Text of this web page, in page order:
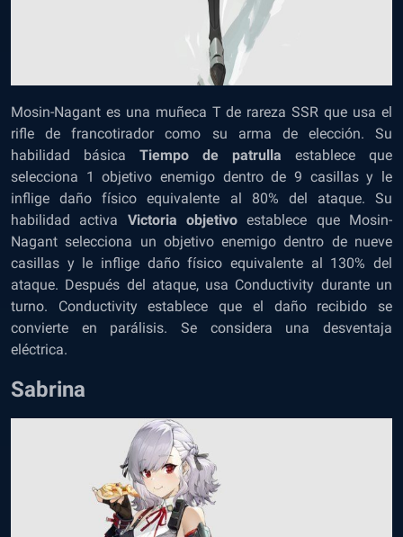
Mosin-Nagant es una muñeca T de rareza SSR que usa el
rifle de francotirador como su arma de elección. Su
habilidad básica Tiempo de patrulla establece que
selecciona 1 objetivo enemigo dentro de 9 casillas y le
inflige daño físico equivalente al 80% del ataque. Su
habilidad activa Victoria objetivo establece que Mosin-
Nagant selecciona un objetivo enemigo dentro de nueve
casillas y le inflige daño físico equivalente al 130% del
ataque. Después del ataque, usa Conductivity durante un
turno. Conductivity establece que el daño recibido se
convierte en parálisis. Se considera una desventaja
eléctrica.
Sabrina